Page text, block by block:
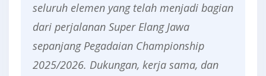
seluruh elemen yang telah menjadi bagian
dari perjalanan Super Elang Jawa
sepanjang Pegadaian Championship
2025/2026. Dukungan, kerja sama, dan